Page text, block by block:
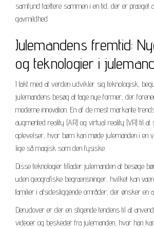
samfund tættere sammen i en tid, der er præget
gavmildhed.
Julemandens fremtid:
og teknologier i
I takt med at verden udvikler sig teknologisk,
julemandens besøg at tage nye former, der
moderne innovation. En af de mest markante
augmented reality (AR) og virtual reality (VR) til at
oplevelser, hvor børn kan møde julemanden i en
lige så magisk som den fysiske.
Disse teknologier tillader julemanden at besøge
uden geografiske begrænsninger, hvilket kan
familier i afsidesliggende områder, der ønsker en
Derudover er der en stigende tendens til at
videoer og beskeder fra julemanden, hvor han